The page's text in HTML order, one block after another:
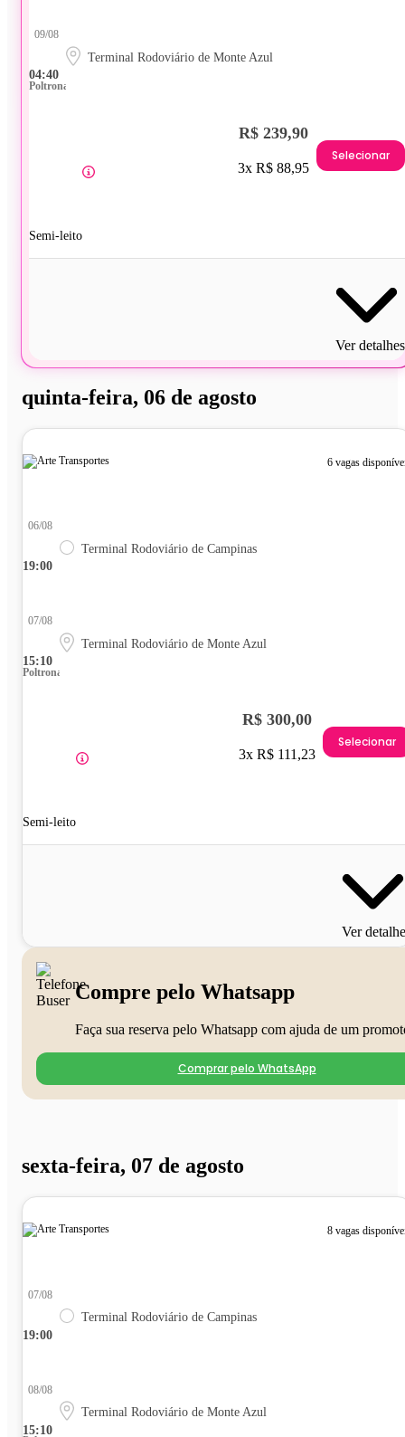
04:40
09/08
Terminal Rodoviário de Monte Azul
Poltrona
Semi-leito
R$ 239,90
3x R$ 88,95
Selecionar
Ver detalhes
quinta-feira, 06 de agosto
6 vagas
19:00
06/08
Terminal Rodoviário de Campinas
15:10
07/08
Terminal Rodoviário de Monte Azul
Poltrona
Semi-leito
R$ 300,00
3x R$ 111,23
Selecionar
Ver
Compre pelo Whatsapp
Faça sua reserva pelo Whatsapp com ajuda de um
Comprar pelo WhatsApp
sexta-feira, 07 de agosto
8 vagas
19:00
07/08
Terminal Rodoviário de Campinas
15:10
08/08
Terminal Rodoviário de Monte Azul